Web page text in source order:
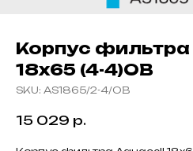
Корпус фильтра
18х65 (4-4)ОВ
SKU: AS1865/2-4/ОB
15 029 р.